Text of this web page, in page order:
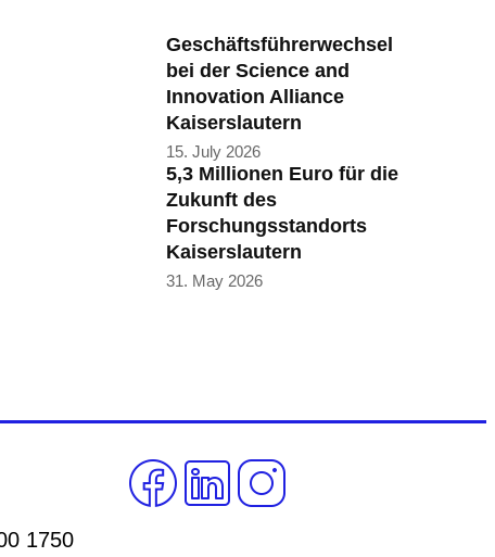
Geschäftsführerwechsel
bei der Science and
Innovation Alliance
Kaiserslautern
15. July 2026
5,3 Millionen Euro für die
Zukunft des
Forschungsstandorts
Kaiserslautern
31. May 2026
1750